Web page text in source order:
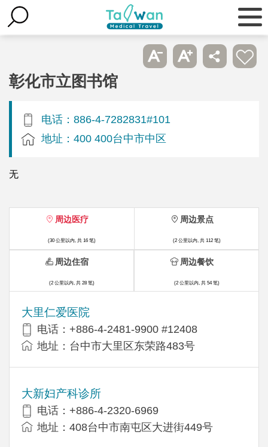
彰化市立图书馆
电话：886-4-7282831#101
地址：400 400台中市中区
无
周边医疗
(30 公里以内, 共 16 笔)
大里仁爱医院
电话：+886-4-2481-9900 #12408
地址：台中市大里区东荣路483号
大新妇产科诊所
电话：+886-4-2320-6969
地址：408台中市南屯区大进街449号
周边景点
(2 公里以内, 共 112 笔)
周边住宿
(2 公里以内, 共 28 笔)
周边餐饮
(2 公里以内, 共 54 笔)